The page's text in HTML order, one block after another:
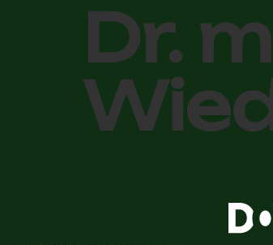
Dr.